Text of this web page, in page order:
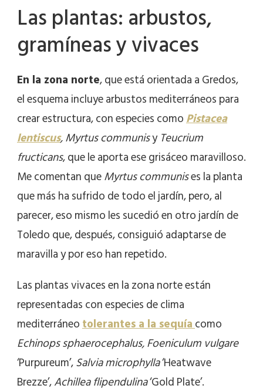
Las plantas: arbustos,
gramíneas y vivaces
En la zona norte, que está orientada a Gredos,
el esquema incluye arbustos mediterráneos para
crear estructura, con especies comoPistacea
lentiscus, Myrtus communisyTeucrium
fructicans, que le aporta ese grisáceo maravilloso.
Me comentan queMyrtus communises la planta
que más ha sufrido de todo el jardín, pero, al
parecer, eso mismo les sucedió en otro jardín de
Toledo que, después, consiguió adaptarse de
maravilla y por eso han repetido.
Las plantas vivaces en la zona norte están
representadas con especies de clima
mediterráneotolerantes a la sequíacomo
Echinops sphaerocephalus, Foeniculum vulgare
‘Purpureum’,Salvia microphylla‘Heatwave
Brezze’,Achillea flipendulina‘Gold Plate’.